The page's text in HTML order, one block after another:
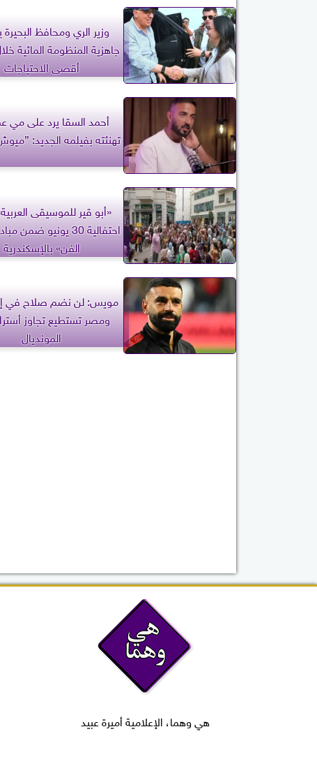
وزير الري ومحافظ البحيرة
جاهزية المنظومة المائية
أقصى الاحتياجات
أحمد السقا يرد على مي
تهنئته بفيلمه الجديد:
«أبو قير للموسيقى
احتفالية 30 يونيو
الفن» بالإسكندرية
مويس: لن نضم صلاح في
ومصر تستطيع تجاوز
المونديال
هي وهما، الإعلامية أميرة عبيد